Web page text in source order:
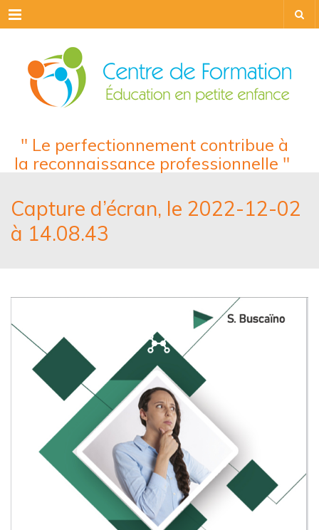
Menu
" Le perfectionnement contribue à
la reconnaissance professionnelle "
Capture d’écran, le 2022-12-02
à 14.08.43